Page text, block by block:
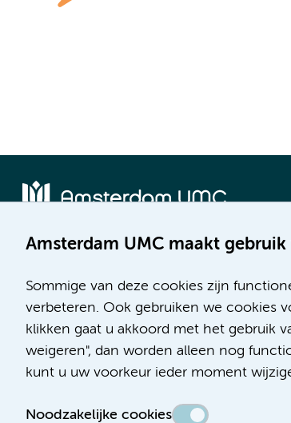
Amsterdam UMC maakt
Sommige van deze cookies zijn
verbeteren. Ook gebruiken we cookies
klikken gaat u akkoord met het gebruik
weigeren", dan worden alleen nog
kunt u uw voorkeur ieder moment
Noodzakelijke cookies
Meibergdreef 9
1105 AZ Amsterdam
Telefoon:
(020) 566 9111
Route en parkeren
De Boelelaan 1117
1081 HV Amsterdam
(020) 444 4444
Route en parkeren